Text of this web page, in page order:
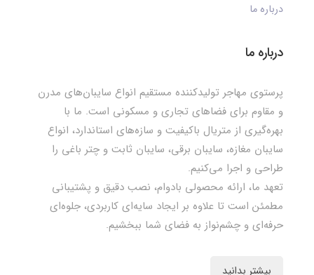
درباره ما
درباره ما
پرستوی مهاجر تولیدکننده مستقیم انواع سایبان‌های مدرن
و مقاوم برای فضاهای تجاری و مسکونی است. ما با
بهره‌گیری از متریال باکیفیت و سازه‌های استاندارد، انواع
سایبان مغازه، سایبان برقی، سایبان ثابت و چتر باغی را
طراحی و اجرا می‌کنیم.
تعهد ما، ارائه محصولی بادوام، نصب دقیق و پشتیبانی
مطمئن است تا علاوه بر ایجاد سایه‌ای کاربردی، جلوه‌ای
حرفه‌ای و چشم‌نواز به فضای شما ببخشیم.
بیشتر بدانید